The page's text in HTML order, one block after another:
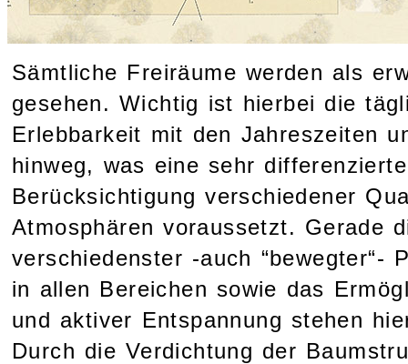
Sämtliche Freiräume werden als
gesehen. Wichtig ist hierbei die
Erlebbarkeit mit den Jahreszeiten
hinweg, was eine sehr
Berücksichtigung verschiedener
Atmosphären voraussetzt. Gerade
verschiedenster -auch “bewegter“-
in allen Bereichen sowie das
und aktiver Entspannung stehen
Durch die Verdichtung der